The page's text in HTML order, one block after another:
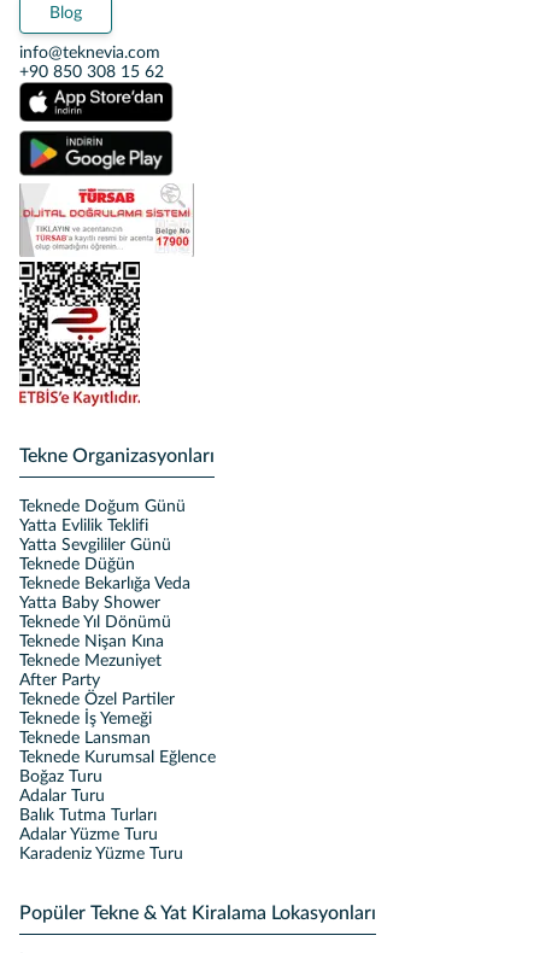
Blog
info@teknevia.com
+90 850 308 15 62
Tekne Organizasyonları
Teknede Doğum Günü
Yatta Evlilik Teklifi
Yatta Sevgililer Günü
Teknede Düğün
Teknede Bekarlığa Veda
Yatta Baby Shower
Teknede Yıl Dönümü
Teknede Nişan Kına
Teknede Mezuniyet
After Party
Teknede Özel Partiler
Teknede İş Yemeği
Teknede Lansman
Teknede Kurumsal Eğlence
Boğaz Turu
Adalar Turu
Balık Tutma Turları
Adalar Yüzme Turu
Karadeniz Yüzme Turu
Popüler Tekne & Yat Kiralama Lokasyonları